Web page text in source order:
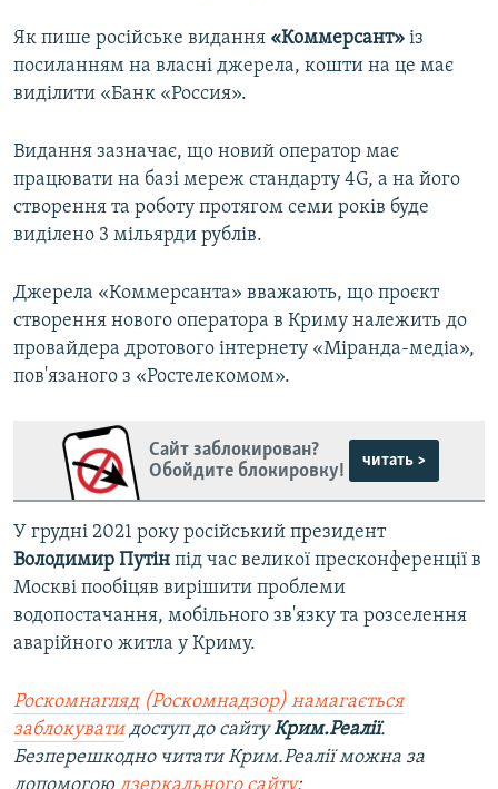
Усі сайти RFE/RL
Як пише російське видання «Коммерсант» із
посиланням на власні джерела, кошти на це має
виділити «Банк «Россия».
Видання зазначає, що новий оператор має
працювати на базі мереж стандарту 4G, а на його
створення та роботу протягом семи років буде
виділено 3 мільярди рублів.
Джерела «Коммерсанта» вважають, що проєкт
створення нового оператора в Криму належить до
провайдера дротового інтернету «Міранда-медіа»,
пов'язаного з «Ростелекомом».
Сайт заблокирован?
Обойдите блокировку!
читать >
У грудні 2021 року російський президент
Володимир Путін під час великої пресконференції в
Москві пообіцяв вирішити проблеми
водопостачання, мобільного зв'язку та розселення
аварійного житла у Криму.
Роскомнагляд (Роскомнадзор) намагається
заблокуватидоступ до сайтуКрим.Реалії.
Безперешкодно читати Крим.Реалії можна за